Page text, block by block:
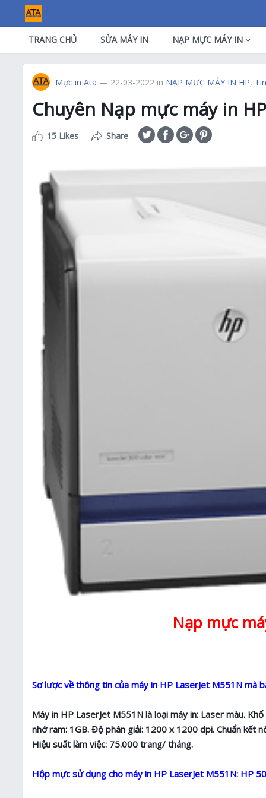
TRANG CHỦ SỬA MÁY IN NẠP MỰC MÁY IN
Mực in Ata — 22-03-2022 in NẠP MƯC MÁY IN HP,
Chuyên Nạp mực máy in
15 Likes Share
Nạp mực
Sơ lược về thông tin của máy in HP LaserJet M551N mà
Máy in HP LaserJet M551N là loại máy in: Laser màu.
nhớ ram: 1GB. Độ phân giải: 1200 x 1200 dpi. Chuẩn kết
Hiệu suất làm việc: 75.000 trang/ tháng.
Hộp mực sử dụng cho máy in HP LaserJet M551N: HP